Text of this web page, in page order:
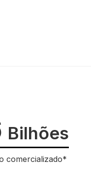
Bilhões
comercializado*